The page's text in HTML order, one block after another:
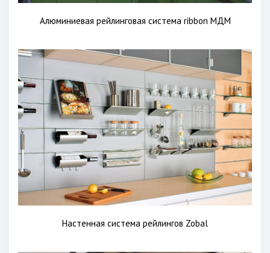
Алюминиевая рейлинговая система ribbon МДМ
Настенная система рейлингов Zobal